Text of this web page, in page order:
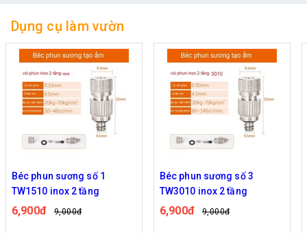
Dụng cụ làm vườn
Béc phun sương số 1
TW1510 inox 2 tầng
6,900đ 9,000đ
Béc phun sương số 3
TW3010 inox 2 tầng
6,900đ 9,000đ